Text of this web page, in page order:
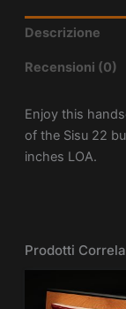
Descrizione
Recensioni (0)
Enjoy this
of the Sisu 22
inches LOA.
Prodotti